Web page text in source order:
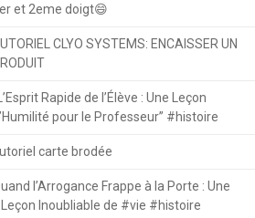
et 2eme doigt😄
CLYO SYSTEMS: ENCAISSER UN
Rapide de l’Élève : Une Leçon
pour le Professeur” #histoire
carte brodée
l’Arrogance Frappe à la Porte : Une
Inoubliable de #vie #histoire